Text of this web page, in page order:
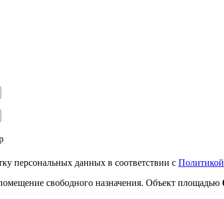
персональных данных в соответствии с Политикой
свободного назначения. Объект площадью